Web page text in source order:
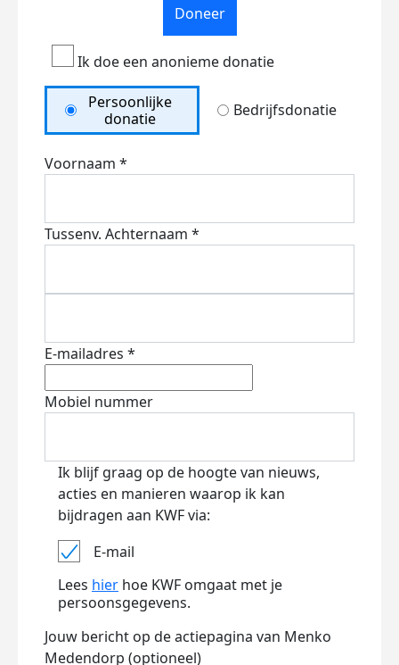
Doneer
Ik doe een anonieme donatie
Persoonlijke
donatie
Bedrijfsdonatie
Voornaam *
Tussenv. Achternaam *
E-mailadres *
Mobiel nummer
Ik blijf graag op de hoogte van nieuws,
acties en manieren waarop ik kan
bijdragen aan KWF via:
E-mail
Lees hier hoe KWF omgaat met je
persoonsgegevens.
Jouw bericht op de actiepagina van Menko
Medendorp (optioneel)